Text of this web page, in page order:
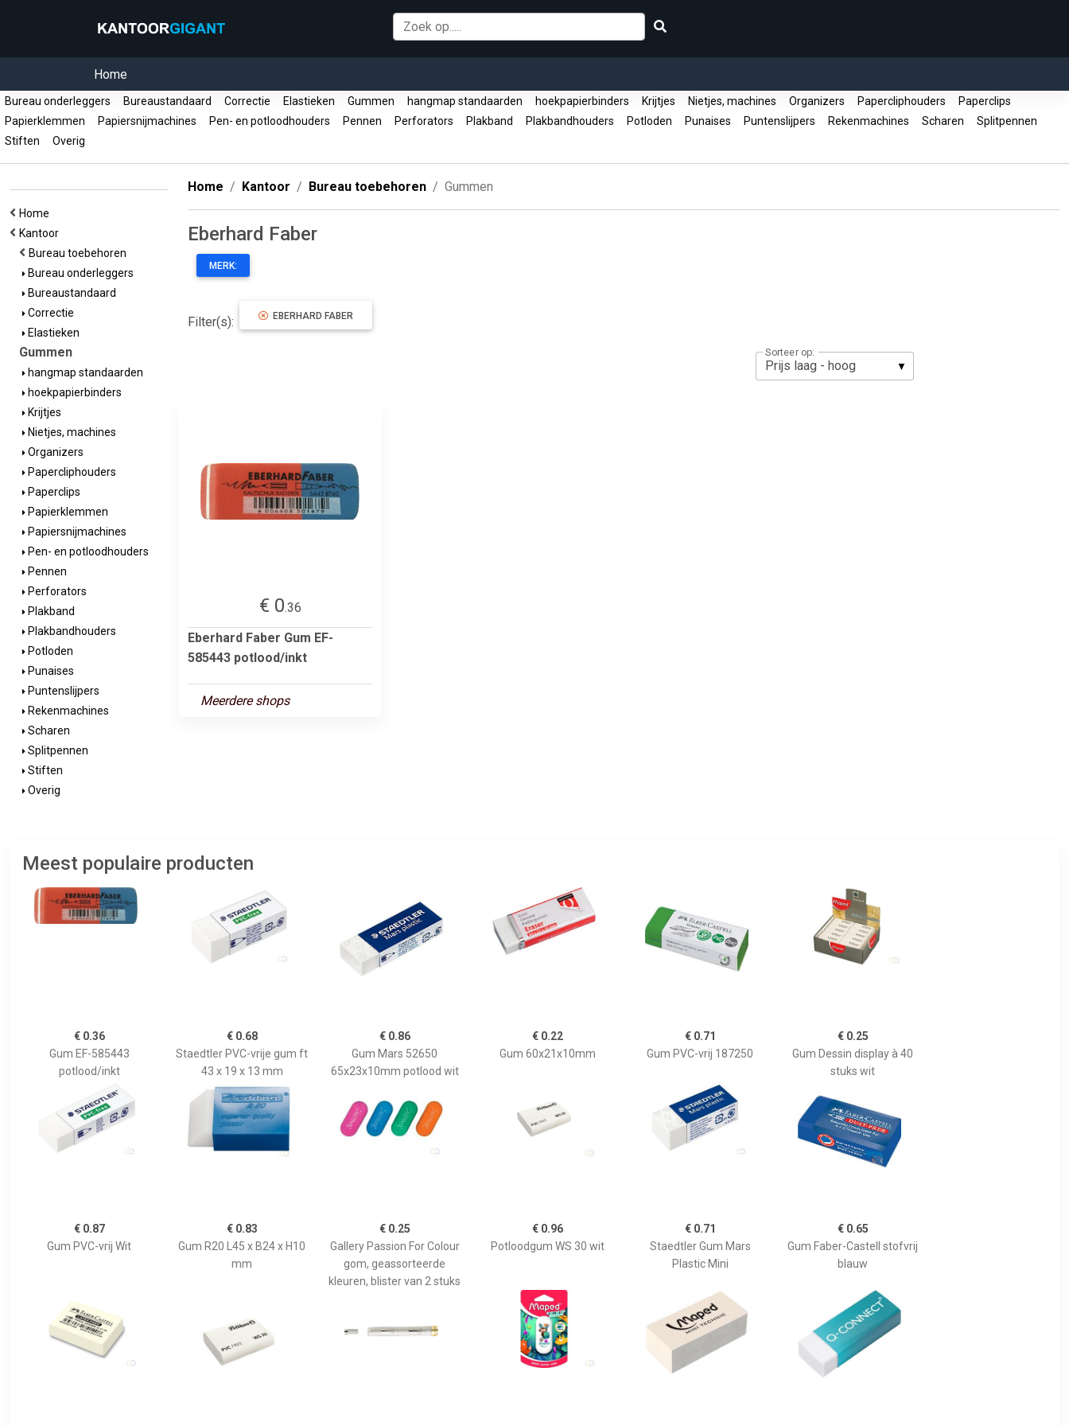
Home
Bureau onderleggers Bureaustandaard Correctie Elastieken Gummen hangmap standaarden hoekpapierbinders Krijtjes Nietjes, machines Organizers Papercliphouders
Paperclips
Papierklemmen
Papiersnijmachines Pen- en potloodhouders Pennen Perforators Plakband Plakbandhouders Potloden Punaises Puntenslijpers Rekenmachines Scharen
Splitpennen
Stiften
Overig
Home
Kantoor
Bureau toebehoren
Bureau onderleggers
Bureaustandaard
Correctie
Elastieken
Gummen
hangmap standaarden
hoekpapierbinders
Krijtjes
Nietjes, machines
Organizers
Papercliphouders
Paperclips
Papierklemmen
Papiersnijmachines
Pen- en potloodhouders
Pennen
Perforators
Plakband
Plakbandhouders
Potloden
Punaises
Puntenslijpers
Rekenmachines
Scharen
Splitpennen
Stiften
Overig
Home Kantoor Bureau toebehoren Gummen
Eberhard Faber
MERK:
Filter(s): EBERHARD FABER
Sorteer op:
€ 0.36
Eberhard Faber Gum EF-
585443 potlood/inkt
Meerdere shops
Meest populaire producten
€ 0.36
Gum EF-585443
potlood/inkt
€ 0.68
Staedtler PVC-vrije gum ft
43 x 19 x 13 mm
€ 0.86
Gum Mars 52650
65x23x10mm potlood wit
€ 0.22
Gum 60x21x10mm
€ 0.71
Gum PVC-vrij 187250
€ 0.25
Gum Dessin display à 40
stuks wit
€ 0.87
Gum PVC-vrij Wit
€ 0.83
Gum R20 L45 x B24 x H10
mm
€ 0.25
Gallery Passion For Colour
gom, geassorteerde
kleuren, blister van 2 stuks
€ 0.96
Potloodgum WS 30 wit
€ 0.71
Staedtler Gum Mars
Plastic Mini
€ 0.65
Gum Faber-Castell stofvrij
blauw